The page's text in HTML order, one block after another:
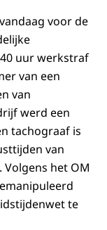
voor de
uur werkstraf
van een
van
werd een
tachograaf is
van
het OM
te